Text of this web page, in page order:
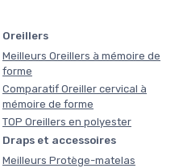
Oreillers
Meilleurs Oreillers à mémoire de
forme
Comparatif Oreiller cervical à
mémoire de forme
TOP Oreillers en polyester
Draps et accessoires
Meilleurs Protège-matelas